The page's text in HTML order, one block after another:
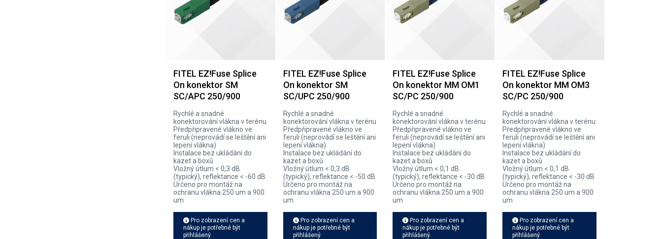
FITEL EZ!Fuse Splice
On konektor SM
SC/APC 250/900
Rychlé a snadné
konektorování vlákna v terénu
Předpřipravené vlákno ve
feruli (neprovádí se leštění ani
lepení vlákna)
Instalace bez ukládání do
kazet a boxů
Vložný útlum < 0,3 dB
(typický), reflektance < -60 dB
Určeno pro montáž na
ochranu vlákna 250 um a 900
um
Pro zobrazení cen a
nákup je potřebné být
přihlášený.
FITEL EZ!Fuse Splice
On konektor SM
SC/UPC 250/900
Rychlé a snadné
konektorování vlákna v terénu
Předpřipravené vlákno ve
feruli (neprovádí se leštění ani
lepení vlákna)
Instalace bez ukládání do
kazet a boxů
Vložný útlum < 0,3 dB
(typický), reflektance < -50 dB
Určeno pro montáž na
ochranu vlákna 250 um a 900
um
Pro zobrazení cen a
nákup je potřebné být
přihlášený.
FITEL EZ!Fuse Splice
On konektor MM OM1
SC/PC 250/900
Rychlé a snadné
konektorování vlákna v terénu
Předpřipravené vlákno ve
feruli (neprovádí se leštění ani
lepení vlákna)
Instalace bez ukládání do
kazet a boxů
Vložný útlum < 0,1 dB
(typický), reflektance < -30 dB
Určeno pro montáž na
ochranu vlákna 250 um a 900
um
Pro zobrazení cen a
nákup je potřebné být
přihlášený.
FITEL EZ!Fuse Splice
On konektor MM OM3
SC/PC 250/900
Rychlé a snadné
konektorování vlákna v terénu
Předpřipravené vlákno ve
feruli (neprovádí se leštění ani
lepení vlákna)
Instalace bez ukládání do
kazet a boxů
Vložný útlum < 0,1 dB
(typický), reflektance < -30 dB
Určeno pro montáž na
ochranu vlákna 250 um a 900
um
Pro zobrazení cen a
nákup je potřebné být
přihlášený.